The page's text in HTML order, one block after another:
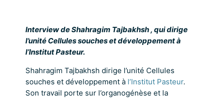
Interview de Shahragim Tajbakhsh , qui dirige
l’unité Cellules souches et développement à
l’Institut Pasteur.
Shahragim Tajbakhsh dirige l’unité Cellules
souches et développement à l’Institut Pasteur.
Son travail porte sur l’organogénèse et la